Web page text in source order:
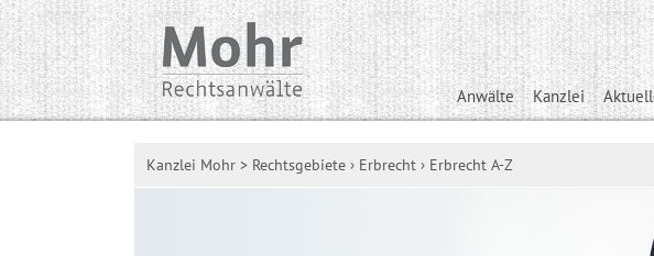
Anwälte Kanzlei
Kanzlei Mohr > Rechtsgebiete › Erbrecht › Erbrecht A-Z